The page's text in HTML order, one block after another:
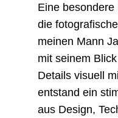
Eine
die
meinen Mann
mit seinem
Details visuell
entstand ein
aus Design,